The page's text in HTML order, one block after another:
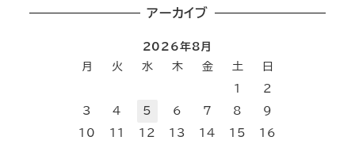
アーカイブ
2026年8月
月
火 水 木 金 土
日
1
2
3
4 5 6 7 8
9
10
11 12 13 14 15
16